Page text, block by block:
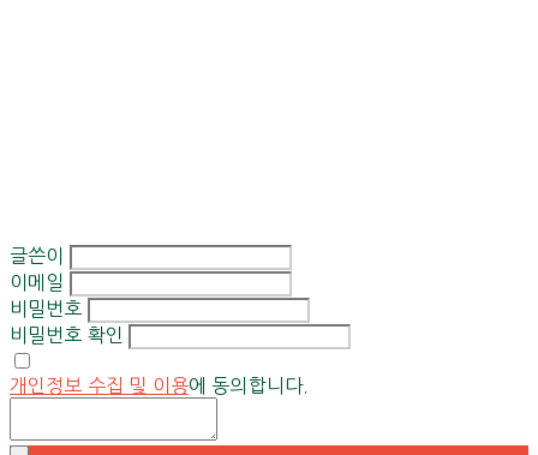
글쓴이
이메일
비밀번호
비밀번호 확인
개인정보 수집 및 이용에 동의합니다.